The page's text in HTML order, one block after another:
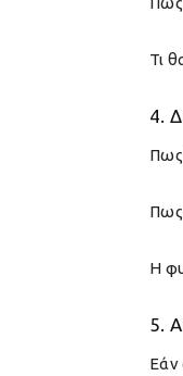
Τι
4.
Πως
Πως
Η
5.
Εάν